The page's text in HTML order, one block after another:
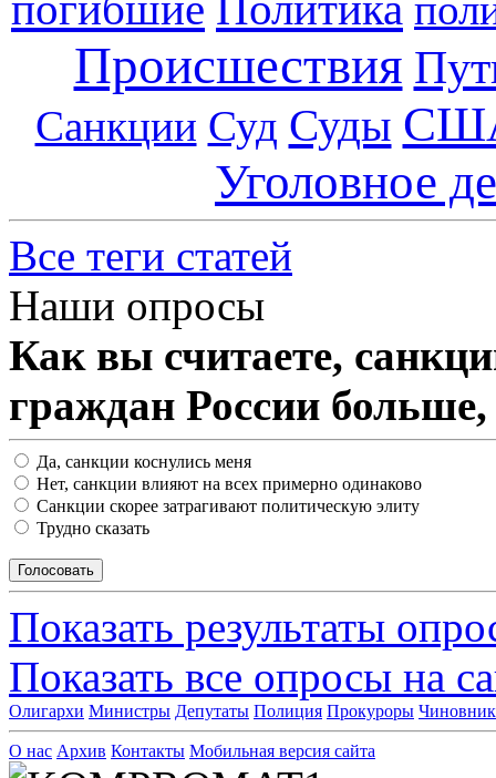
Происшествия
Санкции Суд Суды
Уголовное
Все теги статей
Наши опросы
Как вы считаете,
граждан России
Да, санкции коснулись меня
Нет, санкции влияют на всех примерно одинаково
Санкции скорее затрагивают политическую элиту
Трудно сказать
Показать результаты
Показать все опросы на
Олигархи Министры Депутаты Полиция Прокуроры
О нас Архив Контакты Мобильная версия сайта